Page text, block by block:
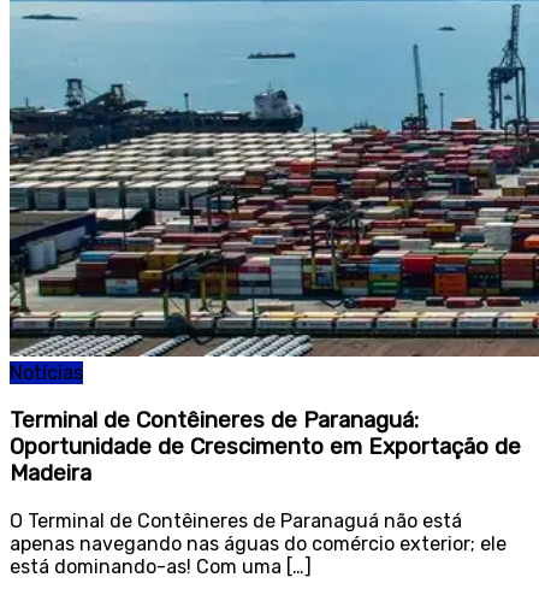
Notícias
Terminal de Contêineres de Paranaguá:
Oportunidade de Crescimento em Exportação de
Madeira
O Terminal de Contêineres de Paranaguá não está
apenas navegando nas águas do comércio exterior; ele
está dominando-as! Com uma […]